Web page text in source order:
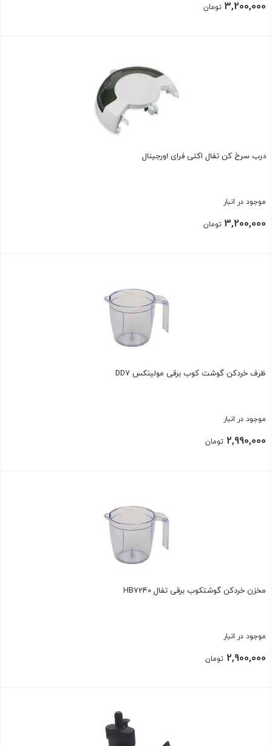
3,200,000 تومان
درب سرخ کن تفال اکتی فرای اورجینال
موجود در انبار
3,200,000 تومان
ظرف خردکن گوشت کوب برقی مولینکس DD7
موجود در انبار
2,990,000 تومان
مخزن خردکن گوشتکوب برقی تفال HB7240
موجود در انبار
2,900,000 تومان